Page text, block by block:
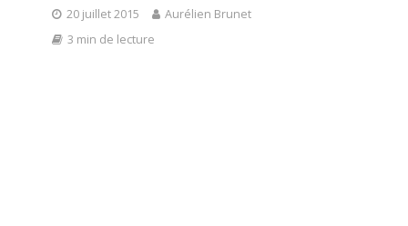
20 juillet 2015
Aurélien Brunet
3 min de lecture